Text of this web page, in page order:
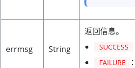
errmsg String
返回信息。
SUCCESS
FAILURE